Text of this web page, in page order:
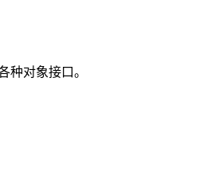
对象接口。